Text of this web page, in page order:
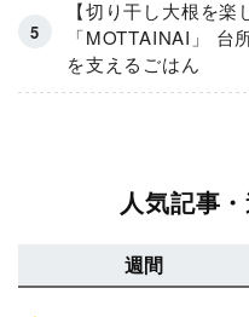
【切り干し大根を楽
「MOTTAINAI」 台所から未来の子ども
を支えるごはん
人気記事
週間